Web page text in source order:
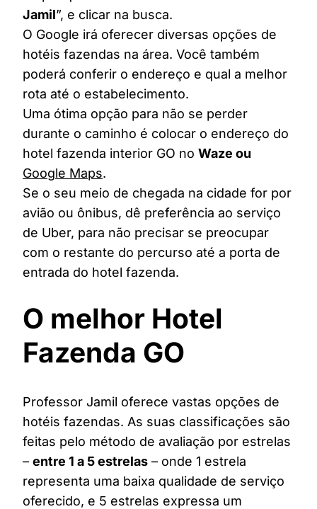
Jamil”, e clicar na busca.
O Google irá oferecer diversas opções de
hotéis fazendas na área. Você também
poderá conferir o endereço e qual a melhor
rota até o estabelecimento.
Uma ótima opção para não se perder
durante o caminho é colocar o endereço do
hotel fazenda interior GO no Waze ou
Google Maps.
Se o seu meio de chegada na cidade for por
avião ou ônibus, dê preferência ao serviço
de Uber, para não precisar se preocupar
com o restante do percurso até a porta de
entrada do hotel fazenda.
O melhor Hotel
Fazenda GO
Professor Jamil oferece vastas opções de
hotéis fazendas. As suas classificações são
feitas pelo método de avaliação por estrelas
– entre 1 a 5 estrelas – onde 1 estrela
representa uma baixa qualidade de serviço
oferecido, e 5 estrelas expressa um